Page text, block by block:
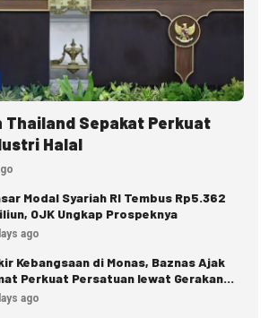
Thailand Sepakat Perkuat
Halal
Modal Syariah RI Tembus Rp5.362
OJK Ungkap Prospeknya
ago
Kebangsaan di Monas, Baznas Ajak
Perkuat Persatuan lewat Gerakan
ago